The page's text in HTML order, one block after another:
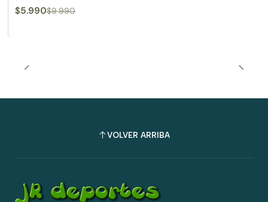
$5.990$9.990
VOLVER ARRIBA